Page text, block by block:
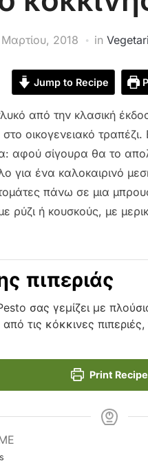
2018 in
Jump to Recipe
από την κλασική
οικογενειακό τραπέζι.
αφού σίγουρα θα το
για ένα καλοκαιρινό
πάνω σε μια
ρύζι ή κουσκούς, με
πιπεριάς
σας γεμίζει με
τις κόκκινες
Print Recipe